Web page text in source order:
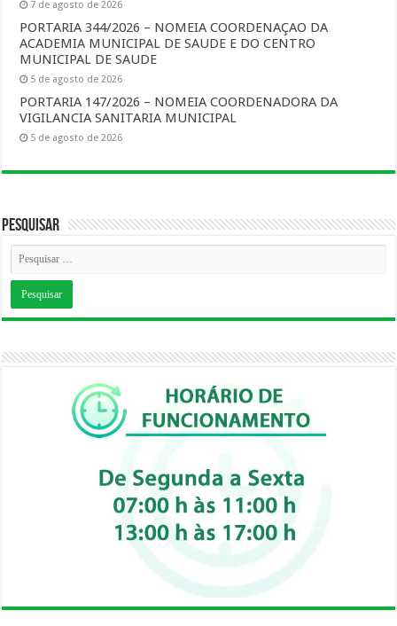
7 de agosto de 2026
PORTARIA 344/2026 – NOMEIA COORDENAÇAO DA
ACADEMIA MUNICIPAL DE SAUDE E DO CENTRO
MUNICIPAL DE SAUDE
5 de agosto de 2026
PORTARIA 147/2026 – NOMEIA COORDENADORA DA
VIGILANCIA SANITARIA MUNICIPAL
5 de agosto de 2026
Pesquisar